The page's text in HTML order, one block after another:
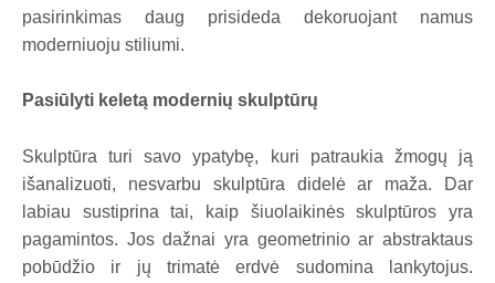
pasirinkimas daug prisideda dekoruojant namus
moderniuoju stiliumi.
Pasiūlyti keletą modernių skulptūrų
Skulptūra turi savo ypatybę, kuri patraukia žmogų ją
išanalizuoti, nesvarbu skulptūra didelė ar maža. Dar
labiau sustiprina tai, kaip šiuolaikinės skulptūros yra
pagamintos. Jos dažnai yra geometrinio ar abstraktaus
pobūdžio ir jų trimatė erdvė sudomina lankytojus.